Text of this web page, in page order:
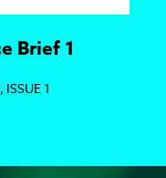
Brief 1
1